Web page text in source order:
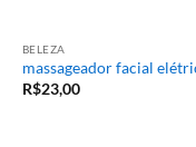
BELEZA
massageador facial
R$23,00